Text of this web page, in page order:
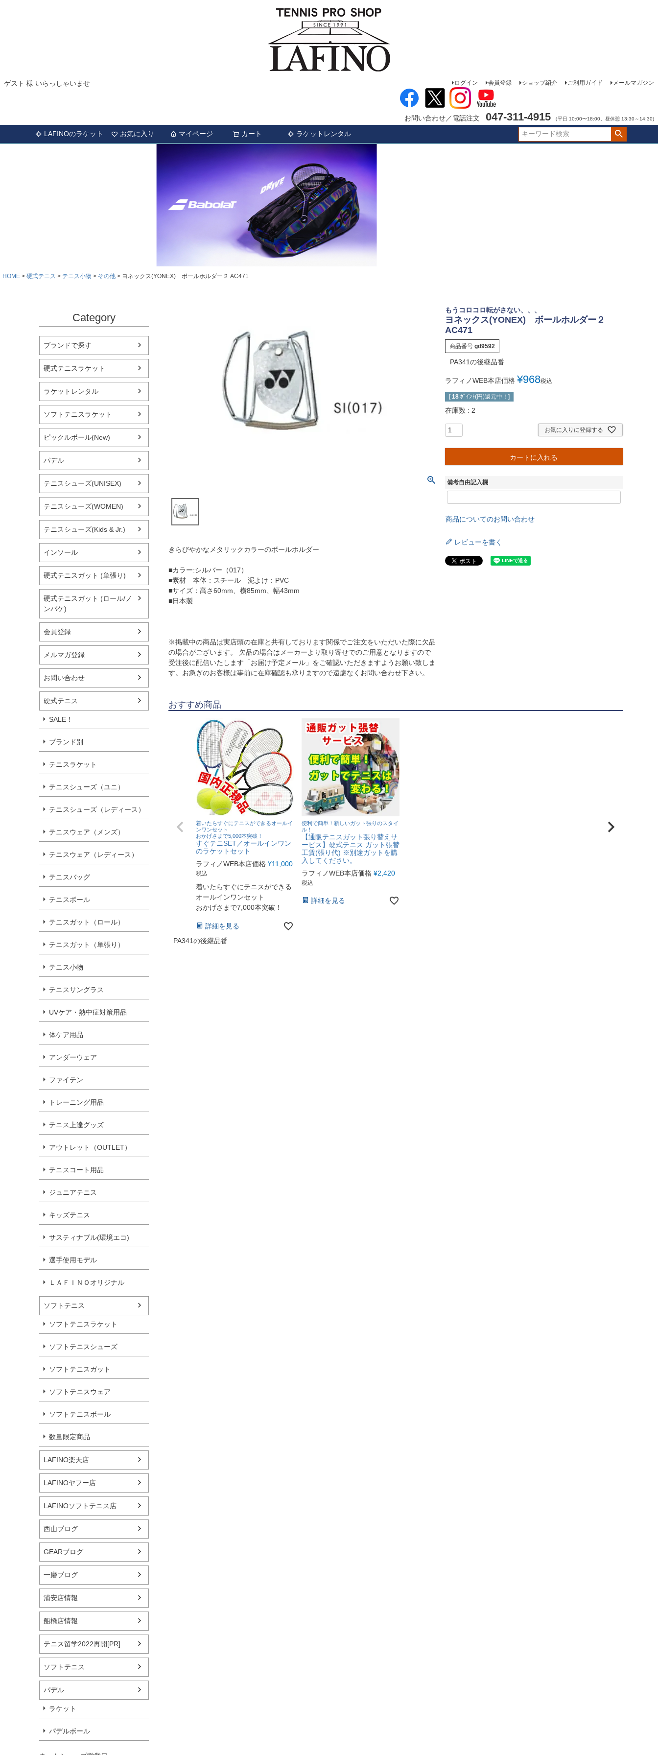
ゲスト 様 いらっしゃいませ ログイン 会員登録 ショップ紹介 ご利用ガイド メールマガジン
お問い合わせ／電話注文 047-311-4915 （平日 10:00〜18:00、昼休憩 13:30～14:30)
LAFINOのラケット お気に入り マイページ カート ラケットレンタル
HOME 硬式テニス テニス小物 その他 ヨネックス(YONEX) ボールホルダー２ AC471
Category
ブランドで探す
硬式テニスラケット
ラケットレンタル
ソフトテニスラケット
ピックルボール(New)
パデル
テニスシューズ(UNISEX)
テニスシューズ(WOMEN)
テニスシューズ(Kids & Jr.)
インソール
硬式テニスガット (単張り)
硬式テニスガット (ロール/ノ
ンパケ)
会員登録
メルマガ登録
お問い合わせ
硬式テニス
SALE！
ブランド別
テニスラケット
テニスシューズ（ユニ）
テニスシューズ（レディース）
テニスウェア（メンズ）
テニスウェア（レディース）
テニスバッグ
テニスボール
テニスガット（ロール）
テニスガット（単張り）
テニス小物
テニスサングラス
UVケア・熱中症対策用品
体ケア用品
アンダーウェア
ファイテン
トレーニング用品
テニス上達グッズ
アウトレット（OUTLET）
テニスコート用品
ジュニアテニス
キッズテニス
サスティナブル(環境エコ)
選手使用モデル
ＬＡＦＩＮＯオリジナル
ソフトテニス
ソフトテニスラケット
ソフトテニスシューズ
ソフトテニスガット
ソフトテニスウェア
ソフトテニスボール
数量限定商品
LAFINO楽天店
LAFINOヤフー店
LAFINOソフトテニス店
西山ブログ
GEARブログ
一磨ブログ
浦安店情報
船橋店情報
テニス留学2022再開[PR]
ソフトテニス
パデル
ラケット
パデルボール
きらびやかなメタリックカラーのボールホルダー
■カラー:シルバー（017）
■素材 本体：スチール 泥よけ：PVC
■サイズ：高さ60mm、横85mm、幅43mm
■日本製
※掲載中の商品は実店頭の在庫と共有しております関係でご注文をいただいた際に欠品
の場合がございます。 欠品の場合はメーカーより取り寄せでのご用意となりますので
受注後に配信いたします「お届け予定メール」をご確認いただきますようお願い致しま
す。お急ぎのお客様は事前に在庫確認も承りますので遠慮なくお問い合わせ下さい。
もうコロコロ転がさない、、、
ヨネックス(YONEX) ボールホルダー２
AC471
商品番号 gd9592
PA341の後継品番
ラフィノWEB本店価格 ¥968税込
[ 18 ﾎﾟｲﾝﾄ(円)還元中！]
在庫数 2
お気に入りに登録する
カートに入れる
備考自由記入欄
商品についてのお問い合わせ
レビューを書く
おすすめ商品
着いたらすぐにテニスができるオールイ
ンワンセット
おかげさまで5,000本突破！
すぐテニSET／オールインワン
のラケットセット
ラフィノWEB本店価格 ¥11,000
税込
着いたらすぐにテニスができる
オールインワンセット
おかげさまで7,000本突破！
詳細を見る
便利で簡単！新しいガット張りのスタイ
ル！
【通販テニスガット張り替えサ
ービス】硬式テニス ガット張替
工賃(張り代) ※別途ガットを購
入してください。
ラフィノWEB本店価格 ¥2,420
税込
詳細を見る
PA341の後継品番